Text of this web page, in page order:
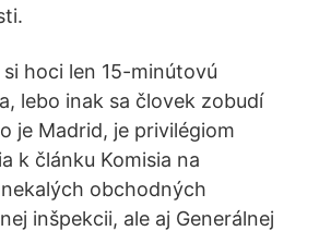
hoci len 15-minútovú
lebo inak sa človek zobudí
je Madrid, je privilégiom
k článku Komisia na
obchodných
inšpekcii, ale aj Generálnej